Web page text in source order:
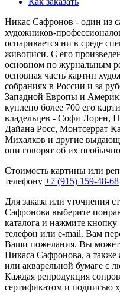
Никас Сафронов - один из
художников-
оспаривается ни в среде
живописи. С его
основном по журнальным
основная часть картин
собраниях в России и за
Западной Европы и
куплено более 700 его
владельцев - Софи Лорен,
Дайана Росс, Монтсеррат
Михалков и другие
они говорят об их
Стоимость картины или
телефону +7 (915) 159-48-68
Для заказа или уточнения
Сафронова выберите
каталога и нажмите кнопку
телефон или e-mail. Вам
Ваши пожелания. Вы
Никаса Сафронова, а также
или акварельной бумаге с
Каждая репродукция
сертификатом и подписью